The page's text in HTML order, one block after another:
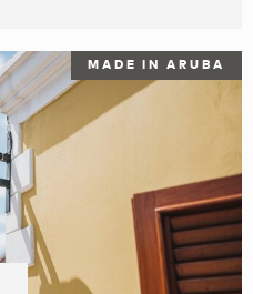
MADE IN ARUBA